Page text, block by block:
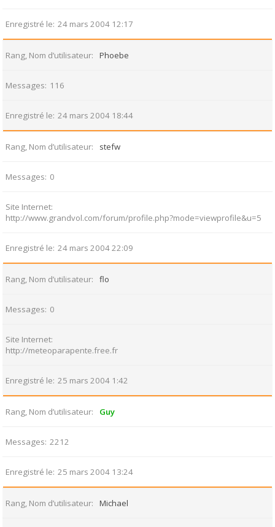
Enregistré le 24 mars 2004 12:17
Rang, Nom d’utilisateur Phoebe
Messages 116
Enregistré le 24 mars 2004 18:44
Rang, Nom d’utilisateur stefw
Messages 0
Site Internet
http://www.grandvol.com/forum/profile.php?mode=viewprofile&u=5
Enregistré le 24 mars 2004 22:09
Rang, Nom d’utilisateur flo
Messages 0
Site Internet
http://meteoparapente.free.fr
Enregistré le 25 mars 2004 1:42
Rang, Nom d’utilisateur Guy
Messages 2212
Enregistré le 25 mars 2004 13:24
Rang, Nom d’utilisateur Michael